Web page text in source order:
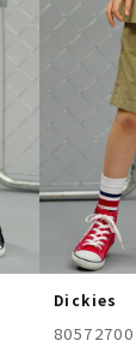
Dickies
80572700